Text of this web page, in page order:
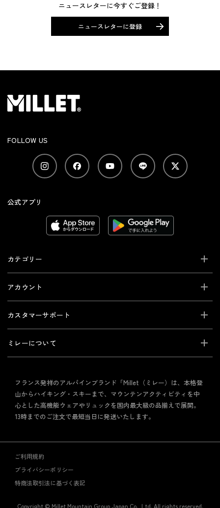
ニュースレターに今すぐご登録！
ニュースレターに登録
FOLLOW US
公式アプリ
カテゴリー
アカウント
カスタマーサポート
ミレーについて
フランス発祥のアルパインブランド「Millet（ミレー）は、本格登
山からハイキング・スキーまで、マウンテンアクティビティを中
心とした高機能ウェアやリュックを国内最大級の品揃えで展開。
13時までのご注文で最短当日に発送いたします。
ご利用規約
プライバシーポリシー
特商法取引法に基づく表記
Copyright © Millet Mountain Group Japan Co., Ltd. All rights reserved.